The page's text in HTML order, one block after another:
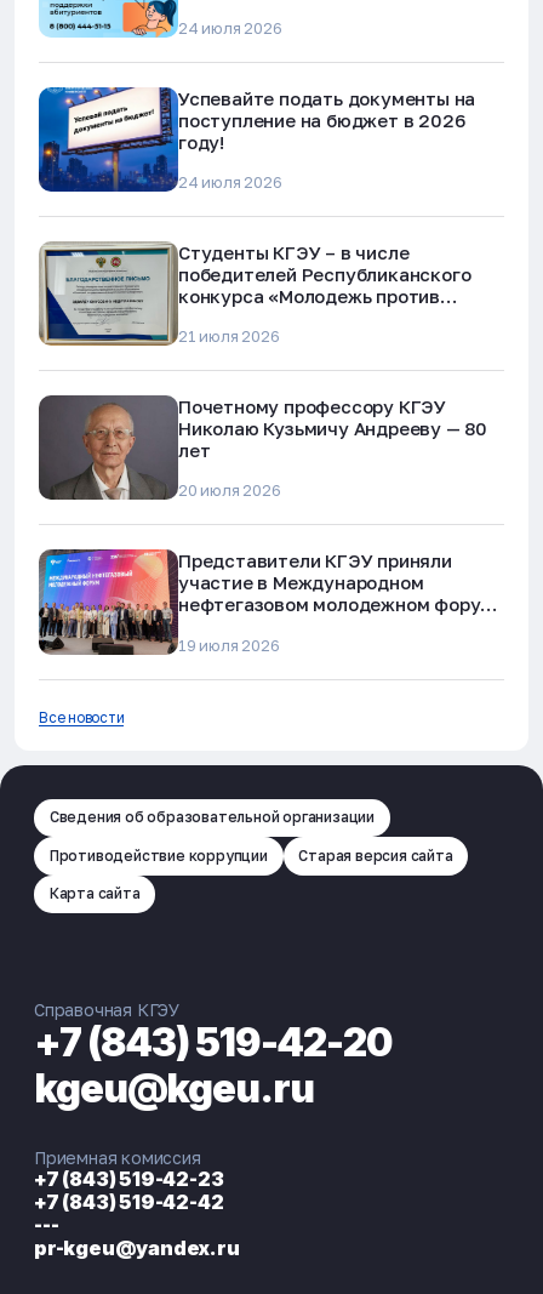
24 июля 2026
Успевайте подать документы на
поступление на бюджет в 2026
году!
24 июля 2026
Студенты КГЭУ – в числе
победителей Республиканского
конкурса «Молодежь против
мошенничества»
21 июля 2026
Почетному профессору КГЭУ
Николаю Кузьмичу Андрееву — 80
лет
20 июля 2026
Представители КГЭУ приняли
участие в Международном
нефтегазовом молодежном форуме
19 июля 2026
Все новости
Сведения об образовательной организации
Противодействие коррупции Старая версия сайта
Карта сайта
Справочная КГЭУ
+7 (843) 519-42-20
kgeu@kgeu.ru
Приемная комиссия
+7 (843) 519-42-23
+7 (843) 519-42-42
---
pr-kgeu@yandex.ru